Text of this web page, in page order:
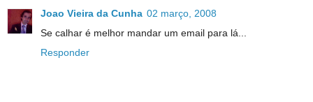
Joao Vieira da Cunha 02 março, 2008
Se calhar é melhor mandar um email para lá...
Responder